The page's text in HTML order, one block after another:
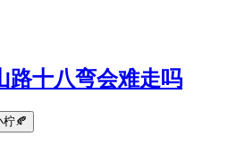
路十八弯会难走吗
柠🍂